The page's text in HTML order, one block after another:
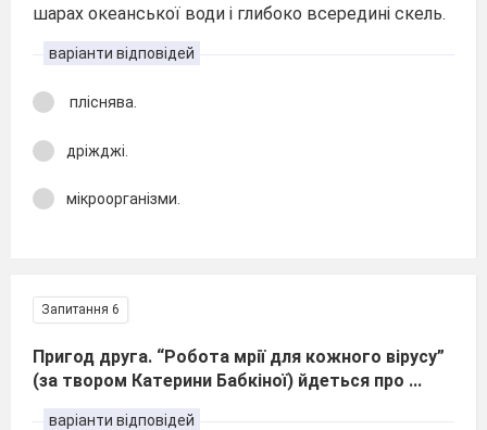
шарах океанської води і глибоко всередині скель.
варіанти відповідей
пліснява.
дріжджі.
мікроорганізми.
Запитання 6
Пригод друга. “Робота мрії для кожного вірусу”
(за твором Катерини Бабкіної) йдеться про ...
варіанти відповідей